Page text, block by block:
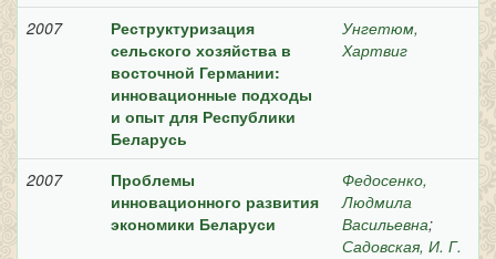
2007
Реструктуризация
сельского хозяйства в
восточной Германии:
инновационные подходы
и опыт для Республики
Беларусь
Унгетюм,
Хартвиг
2007
Проблемы
инновационного развития
экономики Беларуси
Федосенко,
Людмила
Васильевна;
Садовская, И. Г.